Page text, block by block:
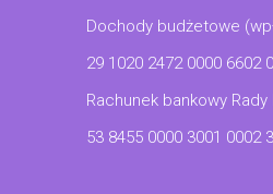
Dochody budżetowe
29 1020 2472 0000 6602
Rachunek bankowy
53 8455 0000 3001 0002